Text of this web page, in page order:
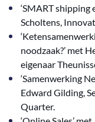
‘SMART shipping
Scholtens,
noodzaak?’ met
eigenaar
‘Samenwerking
Edward Gilding,
Quarter.